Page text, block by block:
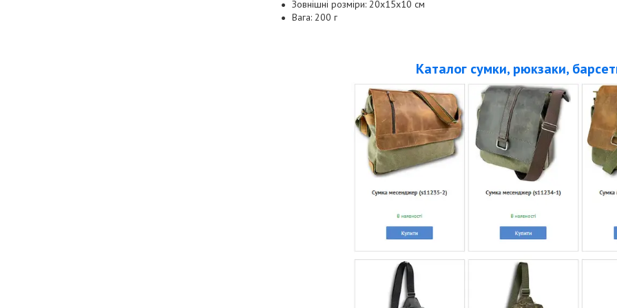
Зовнішні розміри: 20х15х10 см
Вага: 200 г
Каталог сумки, рюкзаки,